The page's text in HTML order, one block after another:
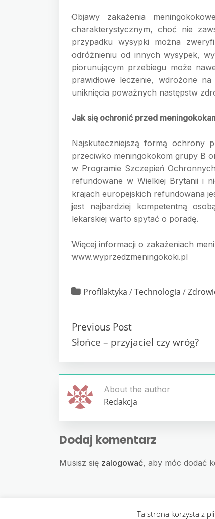
Objawy zakażenia
charakterystycznym, choć nie
przypadku wysypki można
odróżnieniu od innych wysypek,
piorunującym przebiegu może
prawidłowe leczenie, wdrożone
uniknięcia poważnych następstw
Jak się ochronić przed
Najskuteczniejszą formą ochrony
przeciwko meningokokom grupy B
w Programie Szczepień
refundowane w Wielkiej Brytanii i
krajach europejskich refundowana
jest najbardziej kompetentną
lekarskiej warto spytać o poradę.
Więcej informacji o zakażeniach
www.wyprzedzmeningokoki.pl
Profilaktyka /Technologia /
Previous Post
Słońce – przyjaciel czy wróg?
About the author
Redakcja
Dodaj komentarz
Musisz się zalogować, aby móc dodać
Ta strona korzysta z